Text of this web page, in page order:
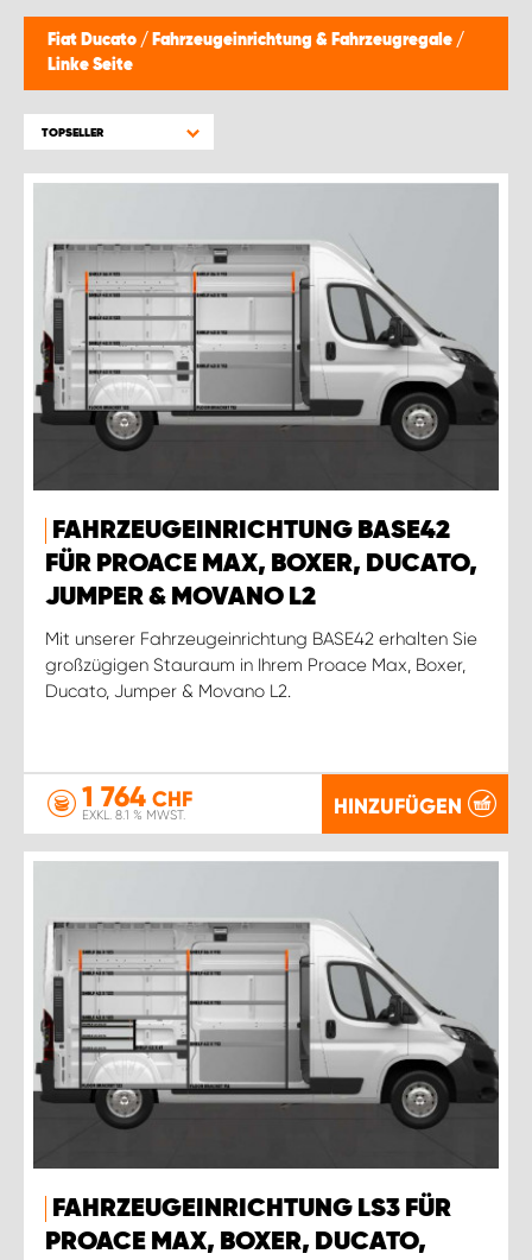
Fiat Ducato / Fahrzeugeinrichtung & Fahrzeugregale /
Linke Seite
TOPSELLER
FAHRZEUGEINRICHTUNG BASE42
FÜR PROACE MAX, BOXER, DUCATO,
JUMPER & MOVANO L2
Mit unserer Fahrzeugeinrichtung BASE42 erhalten Sie
großzügigen Stauraum in Ihrem Proace Max, Boxer,
Ducato, Jumper & Movano L2.
1 764 CHF
EXKL. 8.1 % MWST. HINZUFÜGEN
FAHRZEUGEINRICHTUNG LS3 FÜR
PROACE MAX, BOXER, DUCATO,